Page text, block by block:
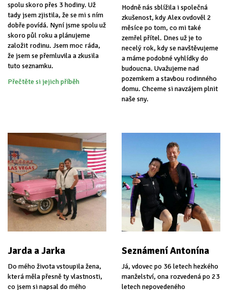
spolu skoro přes 3 hodiny. Už
tady jsem zjistila, že se mi s ním
dobře povídá. Nyní jsme spolu už
skoro půl roku a plánujeme
založit rodinu. Jsem moc ráda,
že jsem se přemluvila a zkusila
tuto seznamku.
Přečtěte si jejich příběh
Hodně nás sblížila i společná
zkušenost, kdy Alex ovdověl 2
měsíce po tom, co mi také
zemřel přítel. Dnes už je to
necelý rok, kdy se navštěvujeme
a máme podobné vyhlídky do
budoucna. Uvažujeme nad
pozemkem a stavbou rodinného
domu. Chceme si navzájem plnit
naše sny.
Jarda a Jarka
Do mého života vstoupila žena,
která měla přesně ty vlastnosti,
co jsem si napsal do mého
Seznámení Antonína
Já, vdovec po 36 letech hezkého
manželství, ona rozvedená po 23
letech nepovedeného